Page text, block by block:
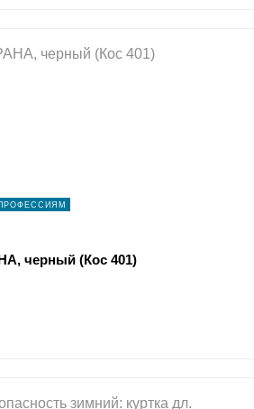
черный (Кос 401)